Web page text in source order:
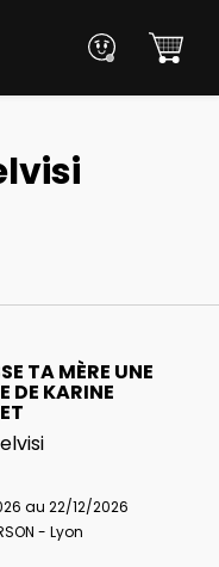
TA MÈRE UNE
DE KARINE
au 22/12/2026
- Lyon